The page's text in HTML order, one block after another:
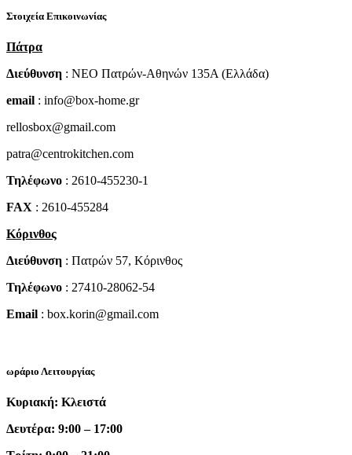
Στοιχεία Επικοινωνίας
Πάτρα
Διεύθυνση : NEO Πατρών-Αθηνών 135Α (Ελλάδα)
email : info@box-home.gr
rellosbox@gmail.com
patra@centrokitchen.com
Τηλέφωνο : 2610-455230-1
FAX : 2610-455284
Κόρινθος
Διεύθυνση : Πατρών 57, Κόρινθος
Τηλέφωνο : 27410-28062-54
Email : box.korin@gmail.com
ωράριο Λειτουργίας
Κυριακή: Κλειστά
Δευτέρα: 9:00 – 17:00